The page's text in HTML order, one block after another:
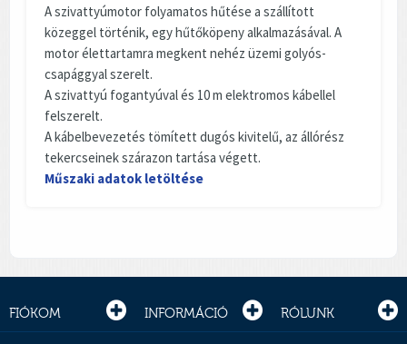
A szivattyúmotor folyamatos hűtése a szállított
közeggel történik, egy hűtőköpeny alkalmazásával. A
motor élettartamra megkent nehéz üzemi golyós-
csapággyal szerelt.
A szivattyú fogantyúval és 10 m elektromos kábellel
felszerelt.
A kábelbevezetés tömített dugós kivitelű, az állórész
tekercseinek szárazon tartása végett.
Műszaki adatok letöltése
FIÓKOM INFORMÁCIÓ RÓLUNK